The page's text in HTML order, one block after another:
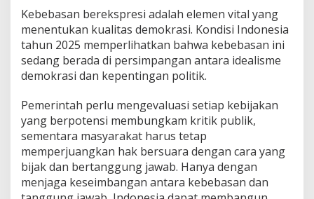
Kebebasan berekspresi adalah elemen vital yang
menentukan kualitas demokrasi. Kondisi Indonesia
tahun 2025 memperlihatkan bahwa kebebasan ini
sedang berada di persimpangan antara idealisme
demokrasi dan kepentingan politik.
Pemerintah perlu mengevaluasi setiap kebijakan
yang berpotensi membungkam kritik publik,
sementara masyarakat harus tetap
memperjuangkan hak bersuara dengan cara yang
bijak dan bertanggung jawab. Hanya dengan
menjaga keseimbangan antara kebebasan dan